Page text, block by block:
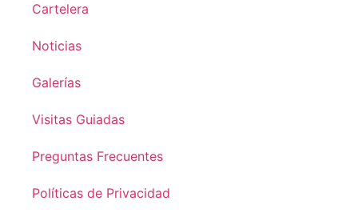
Cartelera
Noticias
Galerías
Visitas Guiadas
Preguntas Frecuentes
Políticas de Privacidad